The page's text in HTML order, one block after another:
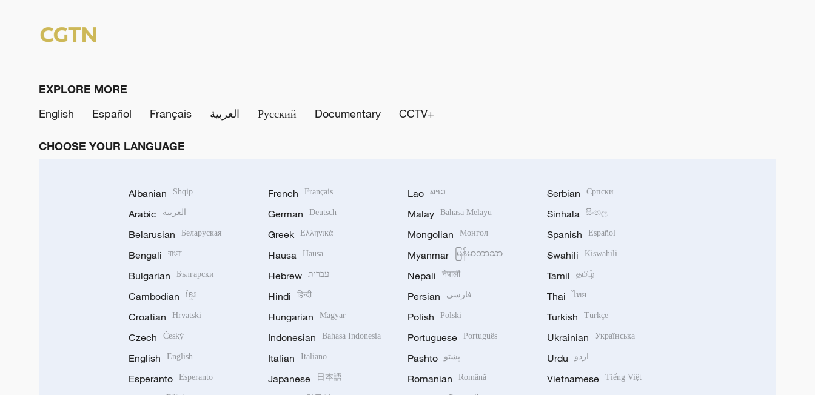
EXPLORE MORE
English
Español Français العربية Русский Documentary CCTV+
CHOOSE YOUR LANGUAGE
Albanian Shqip
Arabic العربية
Belarusian Беларуская
Bengali বাংলা
Bulgarian Български
Cambodian ខ្មែរ
Croatian Hrvatski
Czech Český
English English
Esperanto Esperanto
French Français
German Deutsch
Greek Ελληνικά
Hausa Hausa
Hebrew עברית
Hindi हिन्दी
Hungarian Magyar
Indonesian Bahasa Indonesia
Italian Italiano
Japanese 日本語
Lao ລາວ
Malay Bahasa Melayu
Mongolian Монгол
Myanmar မြန်မာဘာသာ
Nepali नेपाली
Persian فارسی
Polish Polski
Portuguese Português
Pashto پښتو
Romanian Română
Serbian Српски
Sinhala සිංහල
Spanish Español
Swahili Kiswahili
Tamil தமிழ்
Thai ไทย
Turkish Türkçe
Ukrainian Українська
Urdu اردو
Vietnamese Tiếng Việt